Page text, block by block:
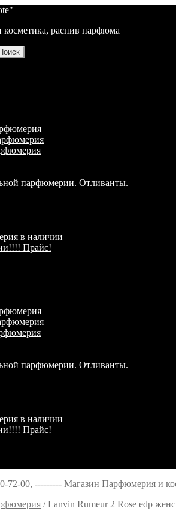
распив парфюма
Поиск
парфюмерии. Отливанты.
в наличии
Прайс!
парфюмерии. Отливанты.
в наличии
Прайс!
72-00, --------- Магазин Парфюмерия
/Lanvin Rumeur 2 Rose edp